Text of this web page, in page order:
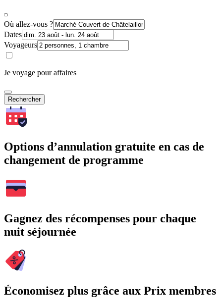
Où allez-vous ?
Dates
Voyageurs
Je voyage pour affaires
Rechercher
Options d’annulation gratuite en cas de
changement de programme
Gagnez des récompenses pour chaque
nuit séjournée
Économisez plus grâce aux Prix membres